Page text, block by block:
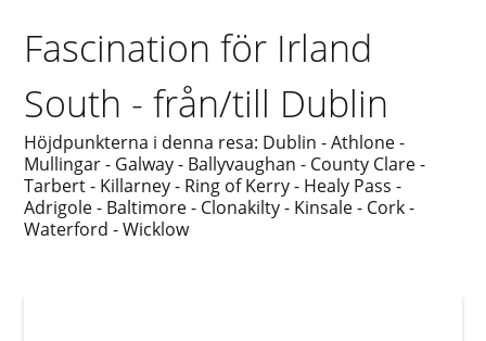
Fascination för Irland
South - från/till Dublin
Höjdpunkterna i denna resa: Dublin - Athlone -
Mullingar - Galway - Ballyvaughan - County Clare -
Tarbert - Killarney - Ring of Kerry - Healy Pass -
Adrigole - Baltimore - Clonakilty - Kinsale - Cork -
Waterford - Wicklow